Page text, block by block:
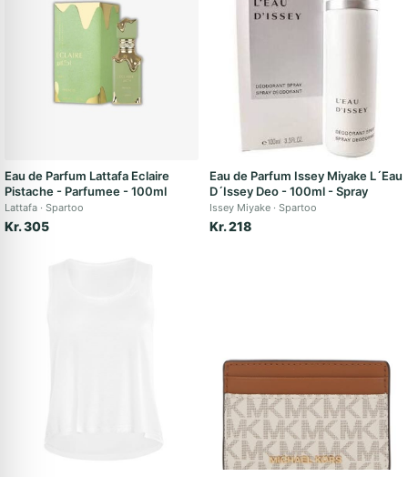
Eau de Parfum Lattafa Eclaire
Pistache - Parfumee - 100ml
Lattafa Spartoo
Kr. 305
Eau de Parfum Issey Miyake L´Eau
D´Issey Deo - 100ml - Spray
Issey Miyake Spartoo
Kr. 218